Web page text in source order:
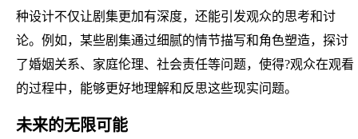
种设计不仅让剧集更加有深度，还能引发观众的思考和讨
论。例如，某些剧集通过细腻的情节描写和角色塑造，探讨
了婚姻关系、家庭伦理、社会责任等问题，使得?观众在观看
的过程中，能够更好地理解和反思这些现实问题。
未来的无限可能